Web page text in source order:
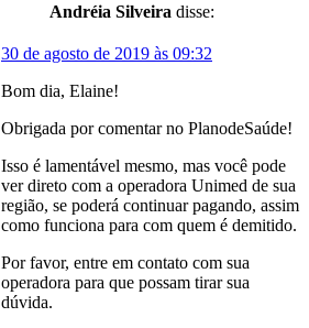
Andréia Silveira disse:
30 de agosto de 2019 às 09:32
Bom dia, Elaine!
Obrigada por comentar no PlanodeSaúde!
Isso é lamentável mesmo, mas você pode
ver direto com a operadora Unimed de sua
região, se poderá continuar pagando, assim
como funciona para com quem é demitido.
Por favor, entre em contato com sua
operadora para que possam tirar sua
dúvida.